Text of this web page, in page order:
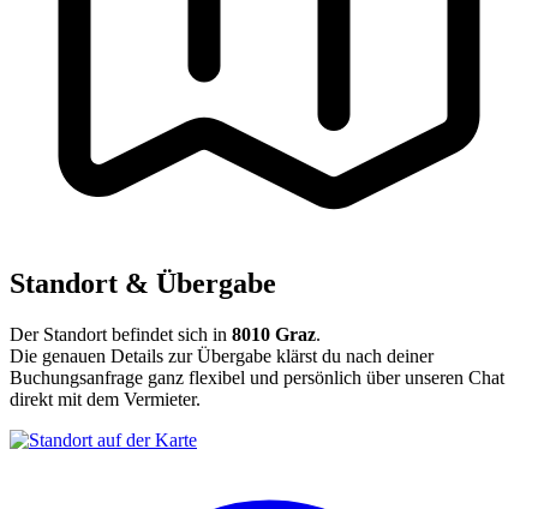
Standort & Übergabe
Der Standort befindet sich in 8010 Graz.
Die genauen Details zur Übergabe klärst du nach deiner
Buchungsanfrage ganz flexibel und persönlich über unseren Chat
direkt mit dem Vermieter.